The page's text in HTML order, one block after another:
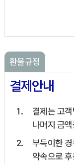
환불규정
결제안내
결제는 고
나머지 금
부득이한
약속으로